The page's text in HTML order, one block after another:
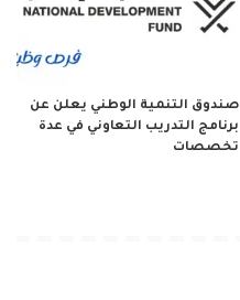
صندوق التنمية الوطني يعلن عن
برنامج التدريب التعاوني في عدة
تخصصات